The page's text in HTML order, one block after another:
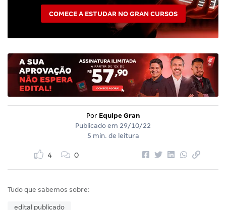
COMECE A ESTUDAR NO GRAN CURSOS
Por Equipe Gran
Publicado em 29/10/22
5 min. de leitura
4 0
Tudo que sabemos sobre:
edital publicado